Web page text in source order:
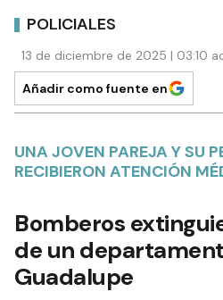
POLICIALES
13 de diciembre de 2025 | 03:10
Añadir como fuente en
UNA JOVEN PAREJA Y SU
RECIBIERON ATENCIÓN
Bomberos
de un
Guadalupe